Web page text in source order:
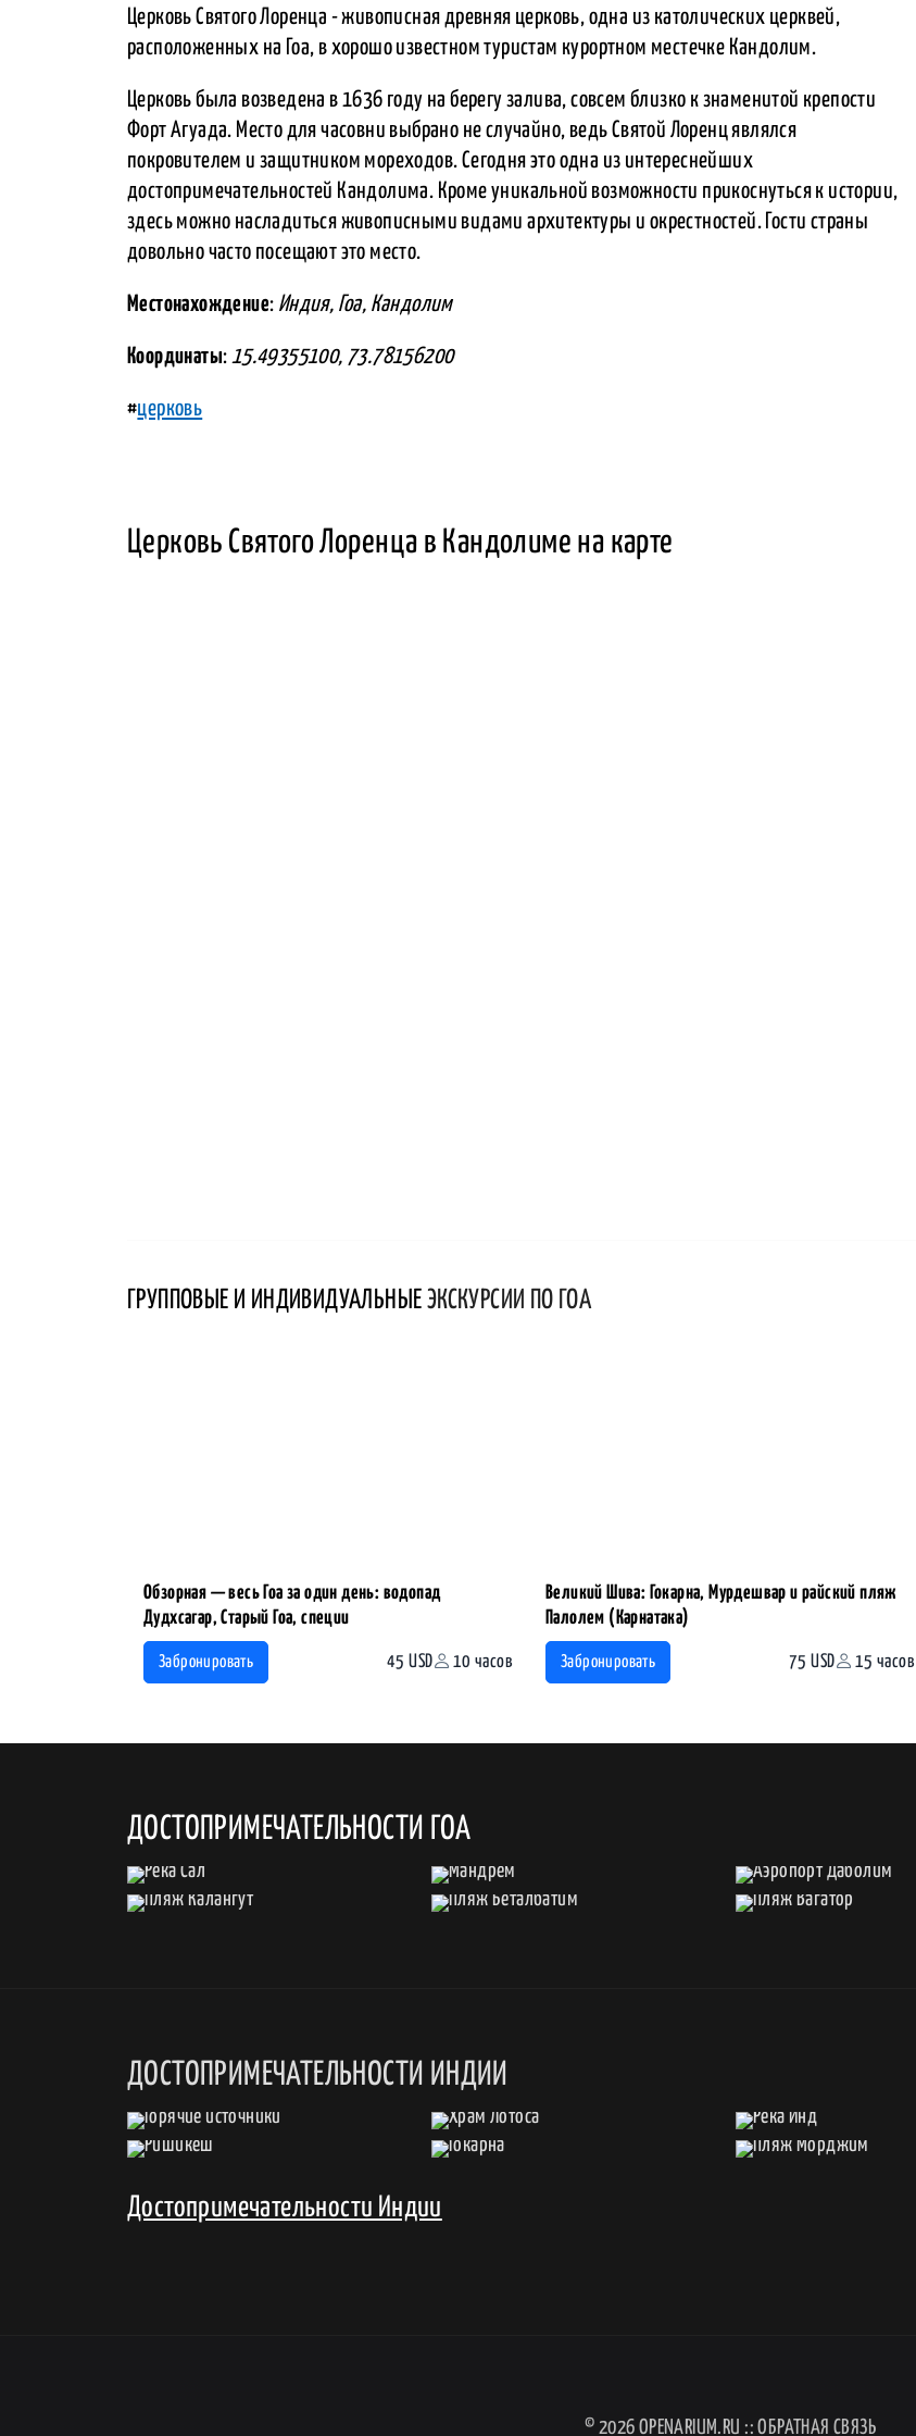
Церковь Святого Лоренца - живописная древняя церковь, одна из католических церквей,
расположенных на Гоа, в хорошо известном туристам курортном местечке Кандолим.
Церковь была возведена в 1636 году на берегу залива, совсем близко к знаменитой крепости
Форт Агуада. Место для часовни выбрано не случайно, ведь Святой Лоренц являлся
покровителем и защитником мореходов. Сегодня это одна из интереснейших
достопримечательностей Кандолима. Кроме уникальной возможности прикоснуться к истории,
здесь можно насладиться живописными видами архитектуры и окрестностей. Гости страны
довольно часто посещают это место.
Местонахождение: Индия, Гоа, Кандолим
Координаты: 15.49355100, 73.78156200
#церковь
Церковь Святого Лоренца в Кандолиме на карте
ГРУППОВЫЕ И ИНДИВИДУАЛЬНЫЕ ЭКСКУРСИИ ПО ГОА
Обзорная — весь Гоа за один день: водопад
Дудхсагар, Старый Гоа, специи
Забронировать 45 USD 10 часов
Великий Шива: Гокарна, Мурдешвар и райский пляж
Палолем (Карнатака)
Забронировать 75 USD 15 часов
ДОСТОПРИМЕЧАТЕЛЬНОСТИ ГОА
ДОСТОПРИМЕЧАТЕЛЬНОСТИ ИНДИИ
Достопримечательности Индии
© 2026 OPENARIUM.RU ::ОБРАТНАЯ СВЯЗЬ